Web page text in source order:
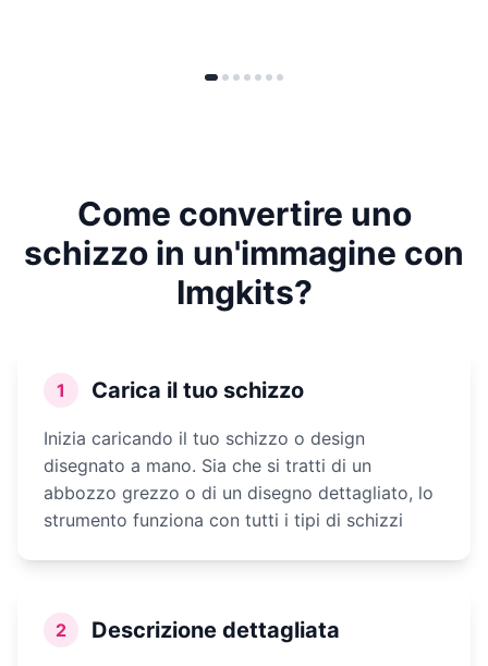
Come convertire uno
schizzo in un'immagine con
Imgkits?
1 Carica il tuo schizzo
Inizia caricando il tuo schizzo o design
disegnato a mano. Sia che si tratti di un
abbozzo grezzo o di un disegno dettagliato, lo
strumento funziona con tutti i tipi di schizzi
2 Descrizione dettagliata